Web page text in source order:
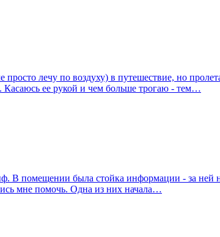
лечу по воздуху) в путешествие, но
Касаюсь ее рукой и чем больше трогаю - тем…
В помещении была стойка информации - за ней
мне помочь. Одна из них начала…